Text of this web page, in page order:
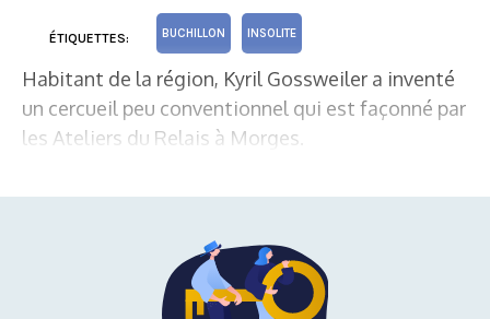
ÉTIQUETTES: BUCHILLON INSOLITE
Habitant de la région, Kyril Gossweiler a inventé
un cercueil peu conventionnel qui est façonné par
les Ateliers du Relais à Morges.